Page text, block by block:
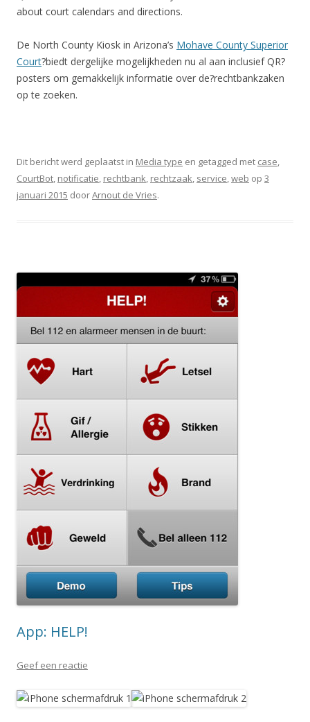
about court calendars and directions.
De North County Kiosk in Arizona’s Mohave County Superior
Court?biedt dergelijke mogelijkheden nu al aan inclusief QR?
posters om gemakkelijk informatie over de?rechtbankzaken
op te zoeken.
Dit bericht werd geplaatst in Media type en getagged met case,
CourtBot, notificatie, rechtbank, rechtzaak, service,web op 3
januari 2015 doorArnout de Vries.
App: HELP!
Geef een reactie